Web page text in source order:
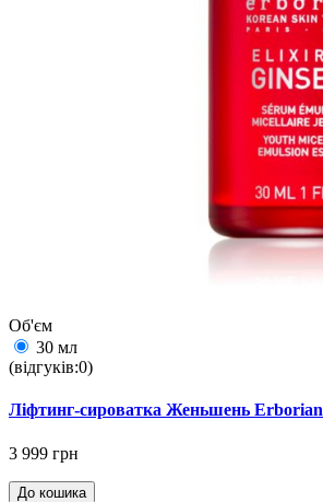
Об'єм
30 мл
(відгуків:0)
Ліфтинг-сироватка Женьшень Erborian
3 999 грн
До кошика